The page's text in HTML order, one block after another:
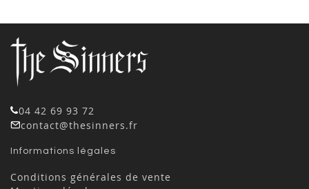
04 42 69 93 72
contact@thesinners.fr
Informations légales
Conditions générales de vente